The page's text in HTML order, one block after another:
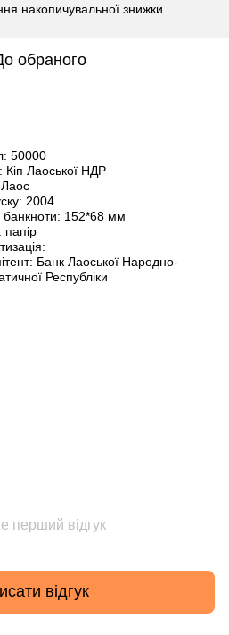
накопичувальної знижки
обраного
50000
Кіп Лаоської НДР
2004
банкноти: 152*68 мм
Банк Лаоської Народно-
Республіки
перший відгук
відгук